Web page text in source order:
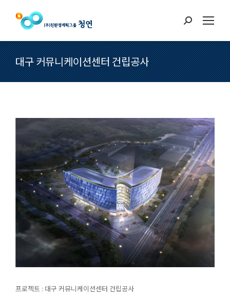
Search:
대구 커뮤니케이션센터 건립공사
프로젝트 : 대구 커뮤니케이션센터 건립공사